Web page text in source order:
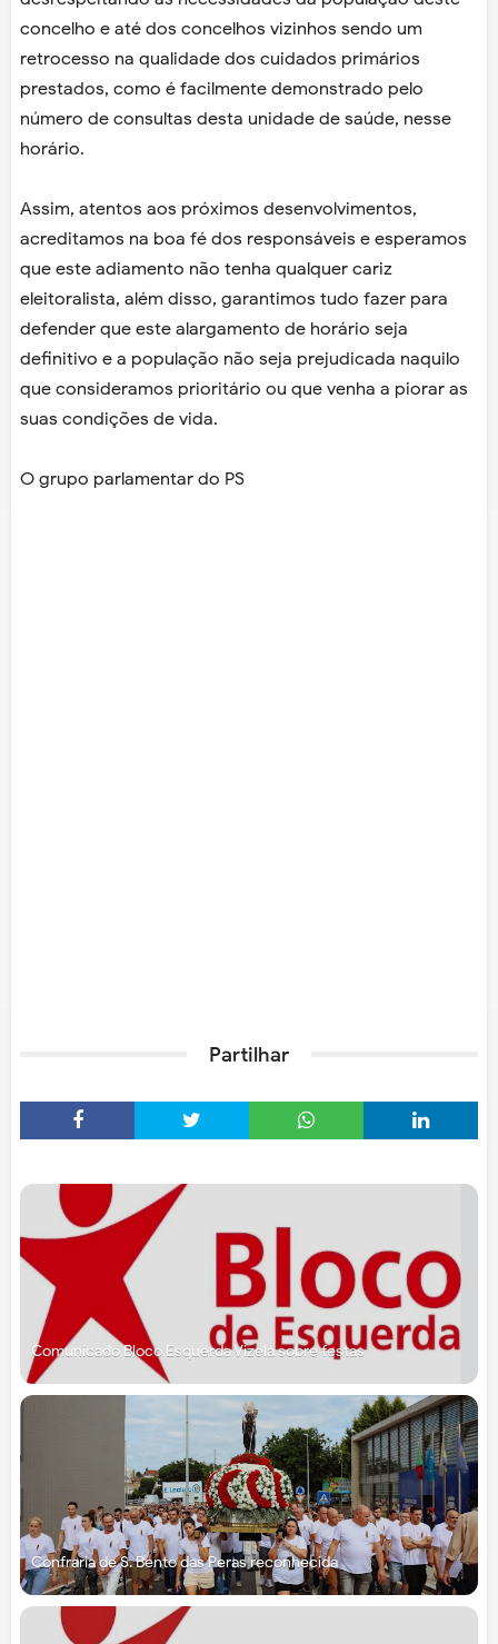
concelho e até dos concelhos vizinhos sendo um
retrocesso na qualidade dos cuidados primários
prestados, como é facilmente demonstrado pelo
número de consultas desta unidade de saúde, nesse
horário.
Assim, atentos aos próximos desenvolvimentos,
acreditamos na boa fé dos responsáveis e esperamos
que este adiamento não tenha qualquer cariz
eleitoralista, além disso, garantimos tudo fazer para
defender que este alargamento de horário seja
definitivo e a população não seja prejudicada naquilo
que consideramos prioritário ou que venha a piorar as
suas condições de vida.
O grupo parlamentar do PS
Partilhar
Comunicado Bloco Esquerda Vizela sobre festas
Confraria de S. Bento das Peras reconhecida